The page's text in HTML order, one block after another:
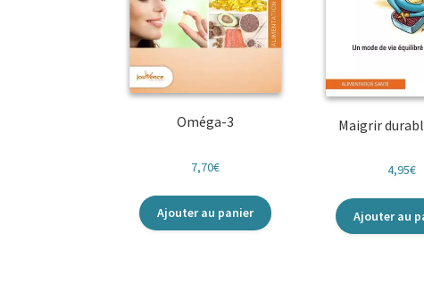
Oméga-3
7,70€
Ajouter au panier
Maigrir
4,95€
Ajouter au